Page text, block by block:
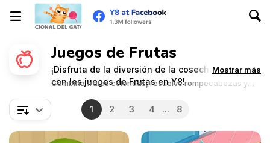
Juegos de Frutas
¡Disfruta de la diversión de la cosecha de frutas
con los juegos de Frutas en Y8!
Combina frutas coloridas, resuelve rompecabezas y
Mostrar más
1 2 3 4 ... 8